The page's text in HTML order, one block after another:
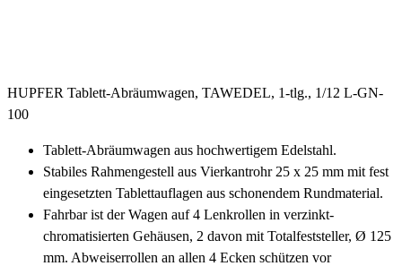
HUPFER Tablett-Abräumwagen, TAWEDEL, 1-tlg., 1/12 L-GN-
100
Tablett-Abräumwagen aus hochwertigem Edelstahl.
Stabiles Rahmengestell aus Vierkantrohr 25 x 25 mm mit fest
eingesetzten Tablettauflagen aus schonendem Rundmaterial.
Fahrbar ist der Wagen auf 4 Lenkrollen in verzinkt-
chromatisierten Gehäusen, 2 davon mit Totalfeststeller, Ø 125
mm. Abweiserrollen an allen 4 Ecken schützen vor